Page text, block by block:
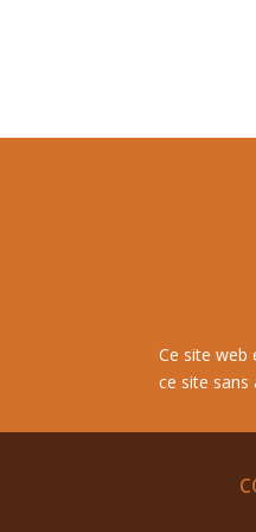
Ce site web
ce site